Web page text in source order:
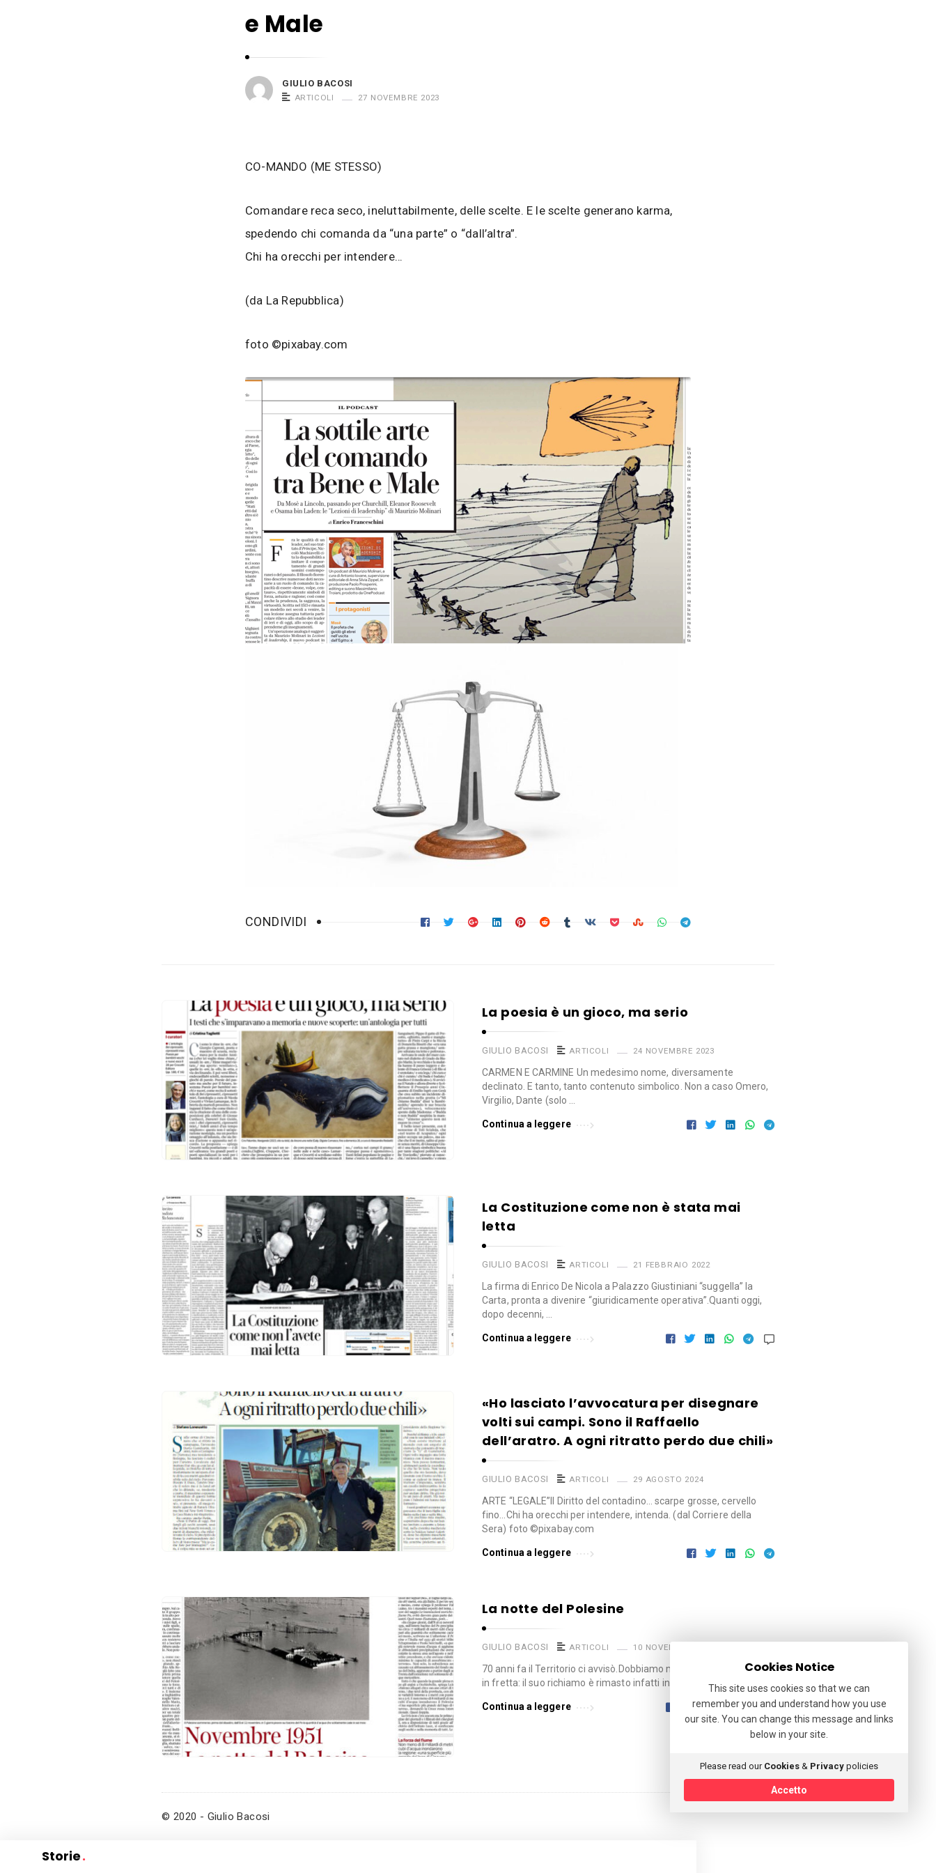
e Male
GIULIO BACOSI
ARTICOLI 27 NOVEMBRE 2023
CO-MANDO (ME STESSO)
Comandare reca seco, ineluttabilmente, delle scelte. E le scelte generano karma,
spedendo chi comanda da “una parte” o “dall’altra”.
Chi ha orecchi per intendere…
(da La Repubblica)
foto ©pixabay.com
‫CONDIVIDI
La poesia è un gioco, ma serio
GIULIO BACOSI ARTICOLI 24 NOVEMBRE 2023
CARMEN E CARMINE Un medesimo nome, diversamente
declinato. E tanto, tanto contenuto simbolico. Non a caso Omero,
Virgilio, Dante (solo …
Continua a leggere
La Costituzione come non è stata mai
letta
GIULIO BACOSI ARTICOLI 21 FEBBRAIO 2022
La firma di Enrico De Nicola a Palazzo Giustiniani “suggella” la
Carta, pronta a divenire “giuridicamente operativa”.Quanti oggi,
dopo decenni, …
Continua a leggere
«Ho lasciato l’avvocatura per disegnare
volti sui campi. Sono il Raffaello
dell’aratro. A ogni ritratto perdo due chili»
GIULIO BACOSI ARTICOLI 29 AGOSTO 2024
ARTE “LEGALE”Il Diritto del contadino… scarpe grosse, cervello
fino…Chi ha orecchi per intendere, intenda. (dal Corriere della
Sera) foto ©pixabay.com
Continua a leggere
La notte del Polesine
GIULIO BACOSI ARTICOLI 10 NOVEMBRE 2021
70 anni fa il Territorio ci avvisò.Dobbiamo metterci mano, e anche
in fretta: il suo richiamo è rimasto infatti in …
Continua a leggere
© 2020 - Giulio Bacosi
Storie.
Cookies Notice
This site uses cookies so that we can
remember you and understand how you use
our site. You can change this message and links
below in your site.
Please read our Cookies & Privacy policies
Accetto